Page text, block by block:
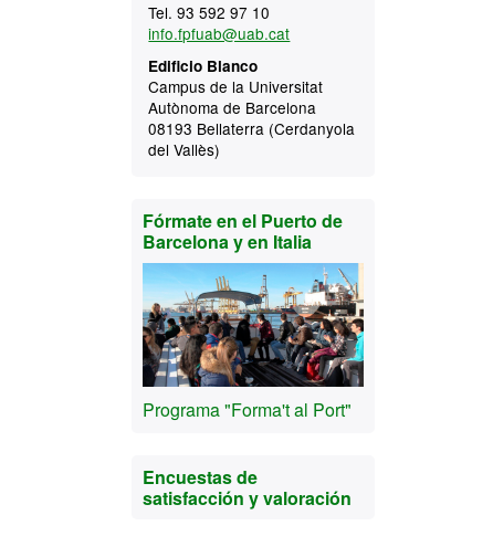
Tel. 93 592 97 10
info.fpfuab@uab.cat
Edificio Blanco
Campus de la Universitat
Autònoma de Barcelona
08193 Bellaterra (Cerdanyola
del Vallès)
Fórmate en el Puerto de
Barcelona y en Italia
Programa "Forma't al Port"
Encuestas de
satisfacción y valoración